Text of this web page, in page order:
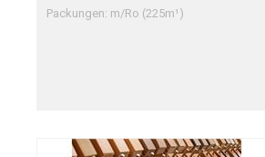
Packungen: m/Ro (225m¹)